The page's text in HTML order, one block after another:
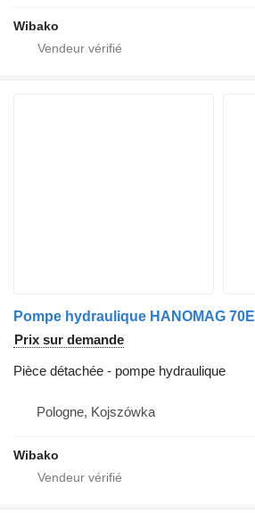
Wibako
Pompe hydraulique HANOMAG 70E
Prix sur demande
Pièce détachée - pompe hydraulique
Pologne, Kojszówka
Wibako